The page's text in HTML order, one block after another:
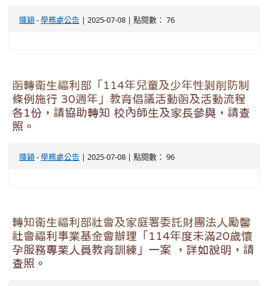
陳穎-學務處公告 | 2025-07-08 | 點閱數： 76
函轉衛生福利部「114年兒童及少年性剝削防制
條例施行 30週年」教育倡議活動函及活動流程
各1份，請協助轉知 校內師生及家長參與，請查
照。
陳穎-學務處公告 | 2025-07-08 | 點閱數： 96
轉知衛生福利部社會及家庭署委託財團法人勵馨
社會福利事業基金會辦理「114年度未滿20歲懷
孕服務專業人員教育訓練」一案 ，詳如說明，請
查照。